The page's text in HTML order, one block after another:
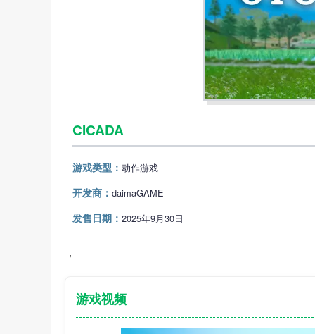
CICADA
游戏类型： 动作‎游戏
开发商： daimaGAME
发售日期： 2025年9月30日
，
游戏视频